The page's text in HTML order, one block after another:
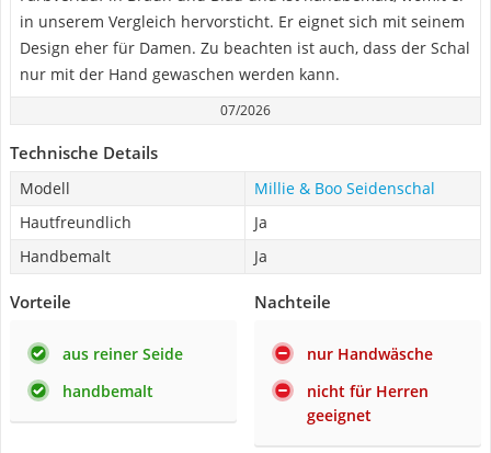
in unserem Vergleich hervorsticht. Er eignet sich mit seinem
Design eher für Damen. Zu beachten ist auch, dass der Schal
nur mit der Hand gewaschen werden kann.
07/2026
Technische Details
Modell
Millie & Boo Seidenschal
Hautfreundlich
Ja
Handbemalt
Ja
Vorteile
aus reiner Seide
handbemalt
Nachteile
nur Handwäsche
nicht für Herren
geeignet